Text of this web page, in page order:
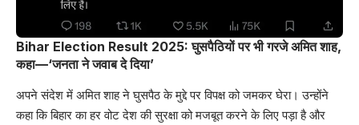
Bihar Election Result 2025: घुसपैठियों पर भी गरजे अमित शाह,
कहा—‘जनता ने जवाब दे दिया’
अपने संदेश में अमित शाह ने घुसपैठ के मुद्दे पर विपक्ष को जमकर घेरा। उन्होंने
कहा कि बिहार का हर वोट देश की सुरक्षा को मजबूत करने के लिए पड़ा है और